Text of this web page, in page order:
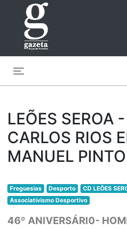
LEÕES SEROA
CARLOS RIOS
MANUEL PINTO
Freguesias Desporto
CD LEÕES
Associativismo Desportivo
46º ANIVERSÁRI0-